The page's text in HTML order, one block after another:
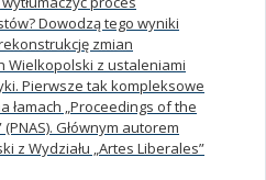
Dowodzą tego wyniki
zmian
Wielkopolski z ustaleniami
Pierwsze tak kompleksowe
„Proceedings of the
Głównym autorem
z Wydziału „Artes Liberales”